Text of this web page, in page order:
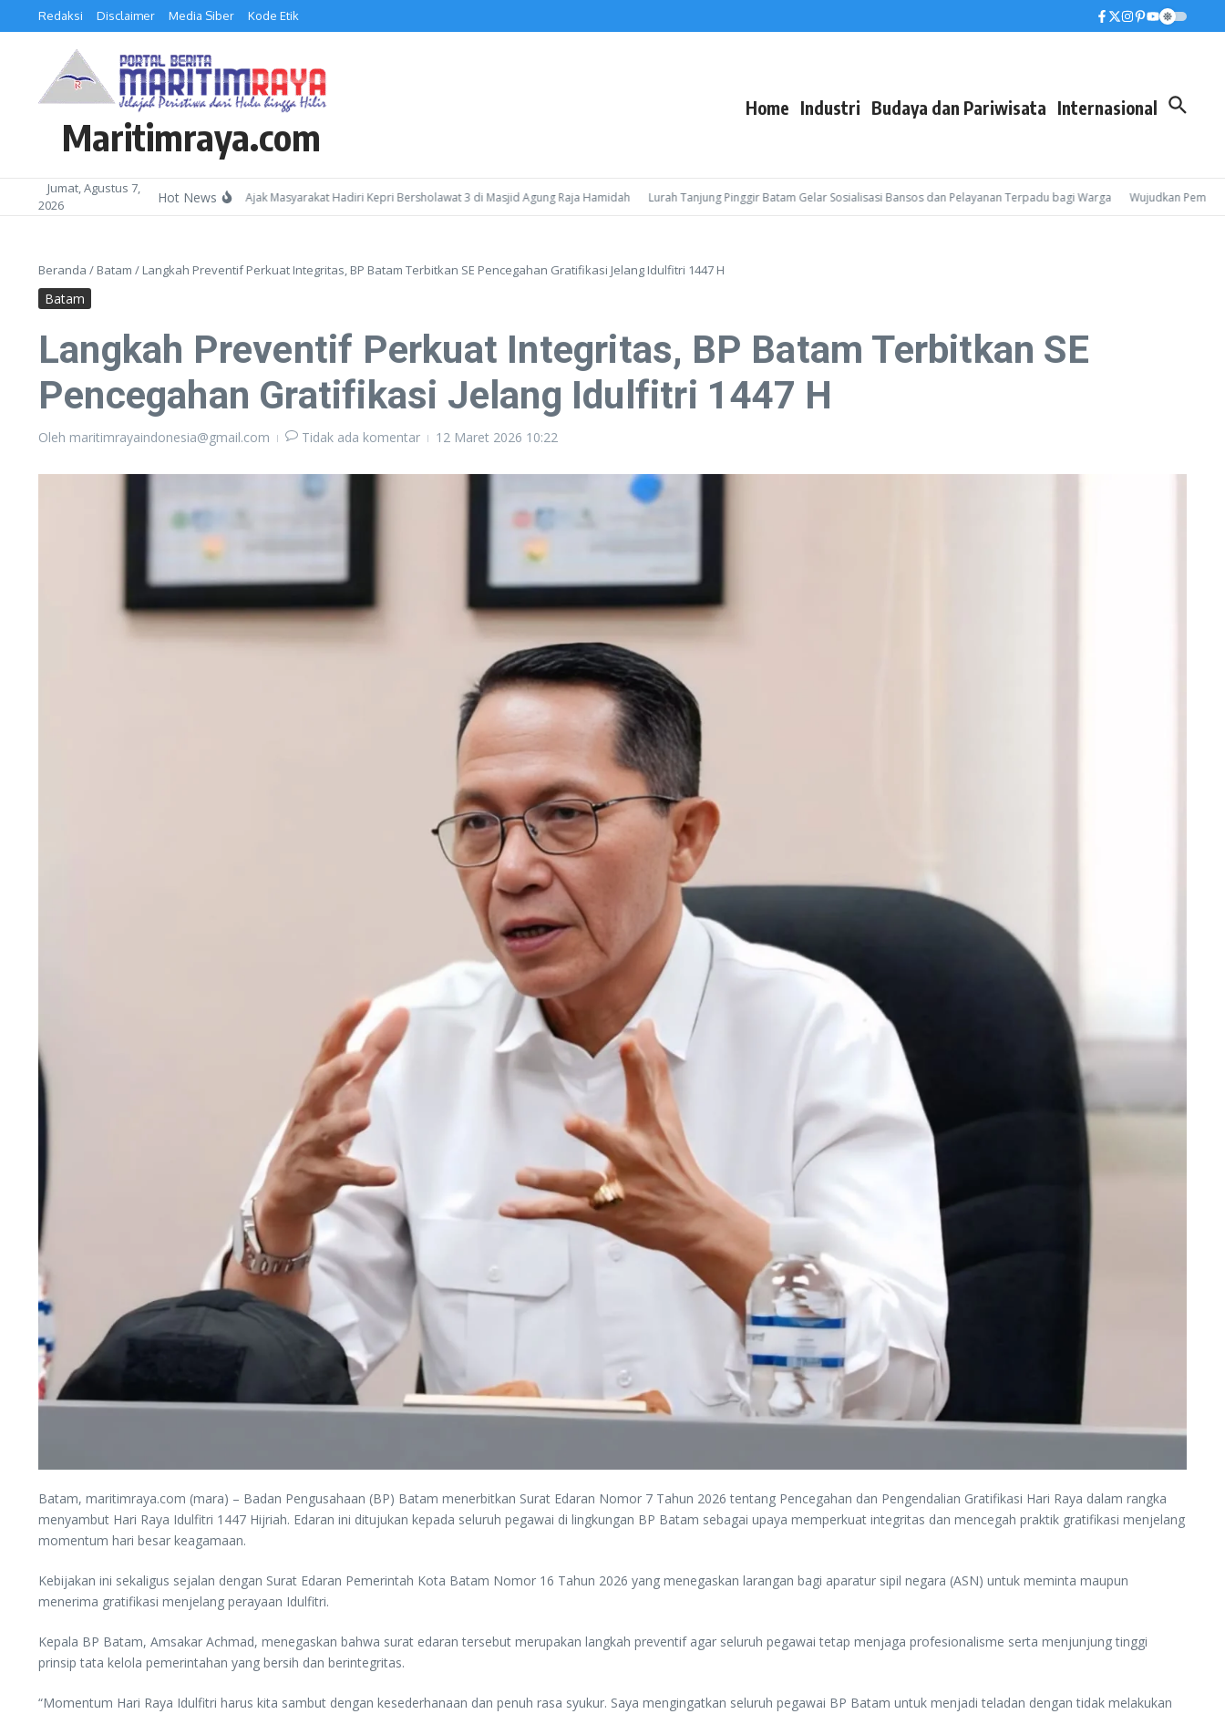
Lewati ke konten
Redaksi Disclaimer Media Siber Kode Etik
Maritimraya.com
Home Industri Budaya dan Pariwisata Internasional
Jumat, Agustus 7,
2026
Hot News
Kepala Kemenag Batam Ajak Masyarakat Hadiri Kepri Bersholawat 3 di Masjid Agung Raja Hamidah Lurah Tanjung Pinggir Batam Gelar Sosialisasi Bansos dan Pelayanan Terpadu bagi Warga Wujudkan Pembinaan
Beranda / Batam / Langkah Preventif Perkuat Integritas, BP Batam Terbitkan SE Pencegahan Gratifikasi Jelang Idulfitri 1447 H
Batam
Langkah Preventif Perkuat Integritas, BP Batam Terbitkan SE
Pencegahan Gratifikasi Jelang Idulfitri 1447 H
Oleh maritimrayaindonesia@gmail.com Tidak ada komentar 12 Maret 2026 10:22
Batam, maritimraya.com (mara) – Badan Pengusahaan (BP) Batam menerbitkan Surat Edaran Nomor 7 Tahun 2026 tentang Pencegahan dan Pengendalian Gratifikasi Hari Raya dalam rangka
menyambut Hari Raya Idulfitri 1447 Hijriah. Edaran ini ditujukan kepada seluruh pegawai di lingkungan BP Batam sebagai upaya memperkuat integritas dan mencegah praktik gratifikasi menjelang
momentum hari besar keagamaan.
Kebijakan ini sekaligus sejalan dengan Surat Edaran Pemerintah Kota Batam Nomor 16 Tahun 2026 yang menegaskan larangan bagi aparatur sipil negara (ASN) untuk meminta maupun
menerima gratifikasi menjelang perayaan Idulfitri.
Kepala BP Batam, Amsakar Achmad, menegaskan bahwa surat edaran tersebut merupakan langkah preventif agar seluruh pegawai tetap menjaga profesionalisme serta menjunjung tinggi
prinsip tata kelola pemerintahan yang bersih dan berintegritas.
“Momentum Hari Raya Idulfitri harus kita sambut dengan kesederhanaan dan penuh rasa syukur. Saya mengingatkan seluruh pegawai BP Batam untuk menjadi teladan dengan tidak melakukan